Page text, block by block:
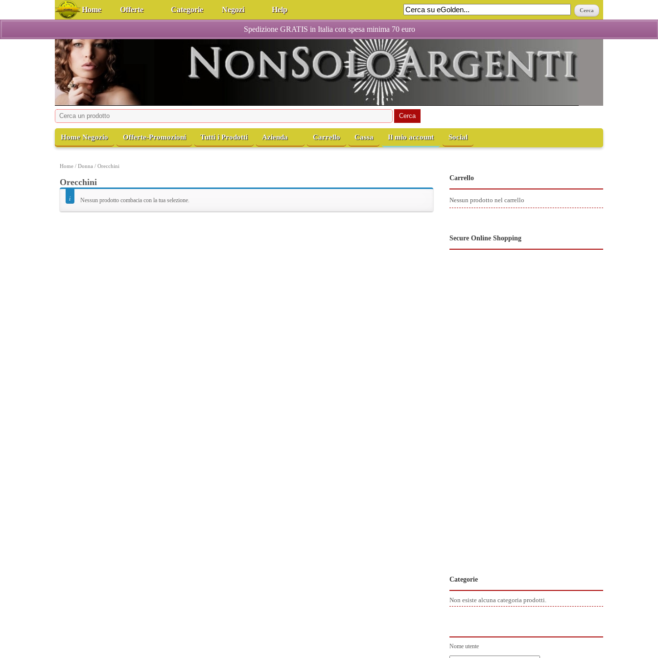
Home Offerte Categorie Negozi Help
NonSoloArgenti
Gioielli preziosi oro e diamanti, argento e bigiotteria
Home Negozio Offerte-Promozioni Tutti i Prodotti Azienda Carrello Cassa Il mio account Social
Home / Donna / Orecchini
Orecchini
Nessun prodotto combacia con la tua selezione.
Carrello
Nessun prodotto nel carrello
Secure Online Shopping
Categorie
Non esiste alcuna categoria prodotti.
Nome utente
Spedizione GRATIS in Italia con spesa minima 70 euro